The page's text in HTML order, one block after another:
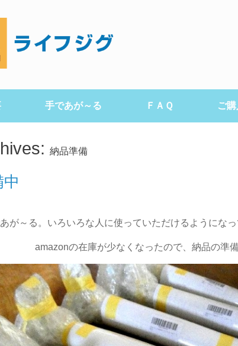
手であが～る ＦＡＱ ご
納品準備
が～る。いろいろな人に使っていただけるようになっ
amazonの在庫が少なくなったので、納品の準